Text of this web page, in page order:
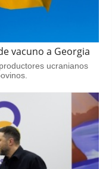
vacuno a Georgia
ucranianos